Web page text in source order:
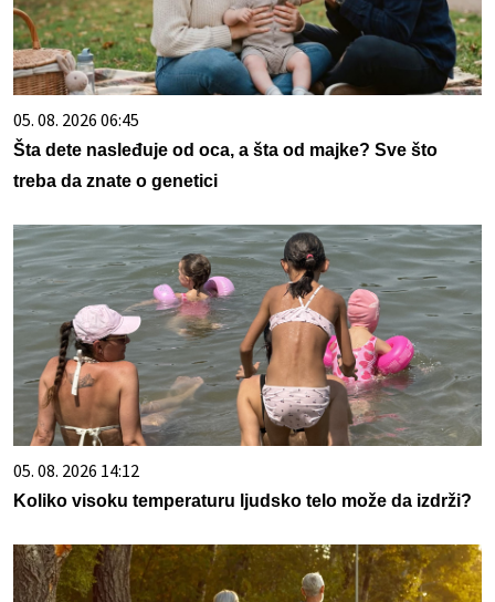
05. 08. 2026 06:45
Šta dete nasleđuje od oca, a šta od majke? Sve što
treba da znate o genetici
05. 08. 2026 14:12
Koliko visoku temperaturu ljudsko telo može da izdrži?